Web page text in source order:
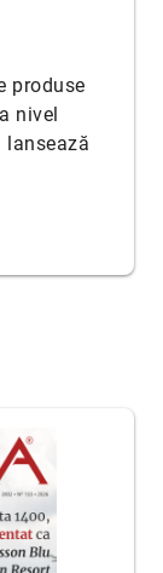
produse
nivel
lansează